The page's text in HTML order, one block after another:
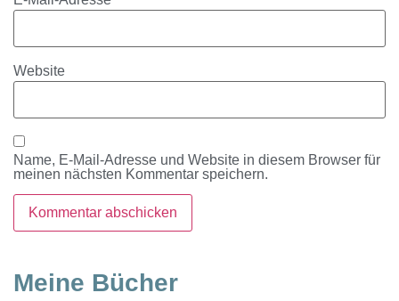
Website
Name, E-Mail-Adresse und Website in diesem Browser für
meinen nächsten Kommentar speichern.
Meine Bücher